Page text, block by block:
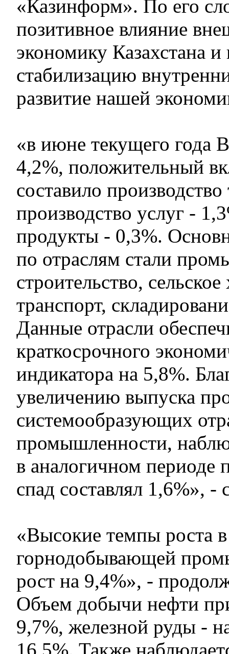
«Казинформ». По его
позитивное влияние
экономику Казахстана
стабилизацию
развитие нашей
«в июне текущего года
4,2%, положительный
составило
производство услуг -
продукты - 0,3%.
по отраслям стали
строительство, сельское
транспорт,
Данные отрасли
краткосрочного
индикатора на 5,8%.
увеличению выпуска
системообразующих
промышленности,
в аналогичном периоде
спад составлял 1,6%», -
«Высокие темпы роста в
горнодобывающей
рост на 9,4%», -
Объем добычи нефти
9,7%, железной руды -
16,5%. Также